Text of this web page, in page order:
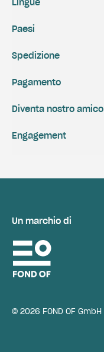
Spedizione
Pagamento
Engagement
Diventa nostro amico
Lingue
Paesi
Un marchio di
© 2026 FOND OF GmbH